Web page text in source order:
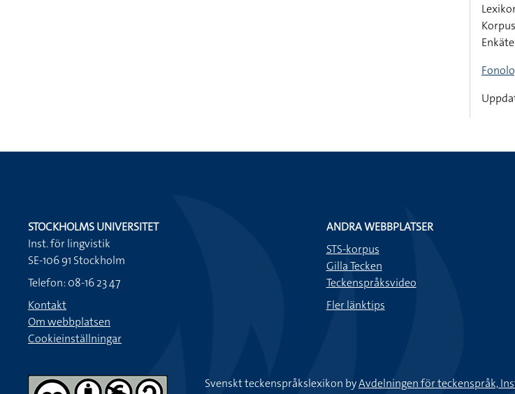
STOCKHOLMS UNIVERSITET
Inst. för lingvistik
SE-106 91 Stockholm
Telefon: 08-16 23 47
Kontakt
Om webbplatsen
Cookieinställningar
ANDRA WEBBPLATSER
STS-korpus
Gilla Tecken
Teckenspråksvideo
Fler länktips
Svenskt teckenspråkslexikon byAvdelningen för teckenspråk,